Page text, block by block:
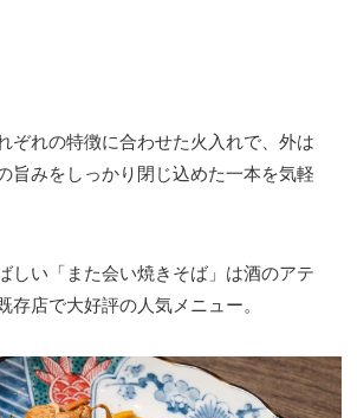
ぞれの特徴に合わせた火入れで、外は
旨みをしっかり閉じ込めた一本を気軽
しい「また会い焼きそば」は酒のアテ
存店で大好評の人気メニュー。